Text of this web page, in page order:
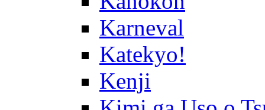
Karneval
Katekyo!
Kenji